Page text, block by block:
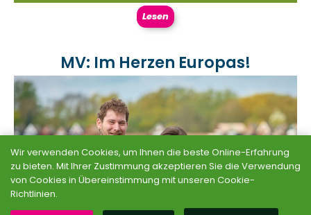
Lesen
MV: Im Herzen Europas!
Wir verwenden Cookies, um Ihnen die beste Online-Erfahrung
zu bieten. Mit Ihrer Zustimmung akzeptieren Sie die Verwendung
von Cookies in Übereinstimmung mit unseren Cookie-
Richtlinien.